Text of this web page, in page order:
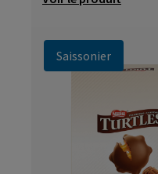
Saissonier